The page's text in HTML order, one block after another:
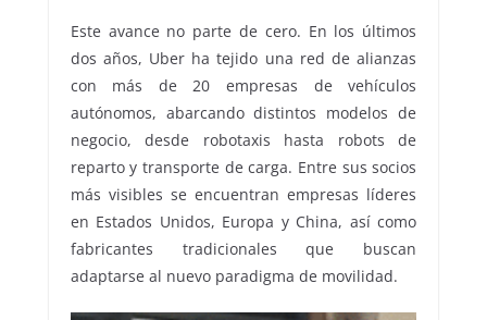
Este avance no parte de cero. En los últimos
dos años, Uber ha tejido una red de alianzas
con más de 20 empresas de vehículos
autónomos, abarcando distintos modelos de
negocio, desde robotaxis hasta robots de
reparto y transporte de carga. Entre sus socios
más visibles se encuentran empresas líderes
en Estados Unidos, Europa y China, así como
fabricantes tradicionales que buscan
adaptarse al nuevo paradigma de movilidad.